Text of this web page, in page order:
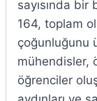
sayısında
164, toplam
çoğunluğunu
mühendisler,
öğrenciler